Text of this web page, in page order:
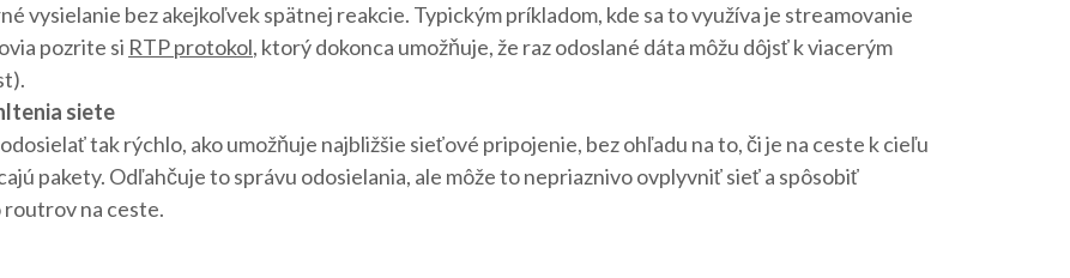
vysielanie bez akejkoľvek spätnej reakcie. Typickým príkladom, kde sa to využíva je streamovanie
pozrite si RTP protokol, ktorý dokonca umožňuje, že raz odoslané dáta môžu dôjsť k viacerým
siete
tak rýchlo, ako umožňuje najbližšie sieťové pripojenie, bez ohľadu na to, či je na ceste k cieľu
pakety. Odľahčuje to správu odosielania, ale môže to nepriaznivo ovplyvniť sieť a spôsobiť
na ceste.